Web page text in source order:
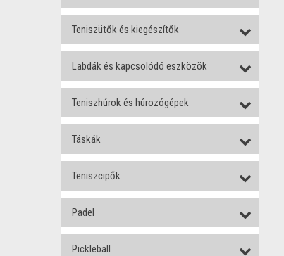
Teniszütők és kiegészítők
Labdák és kapcsolódó eszközök
Teniszhúrok és húrozógépek
Táskák
Teniszcipők
Padel
Pickleball